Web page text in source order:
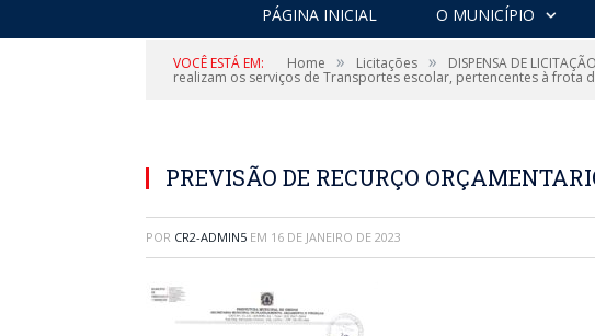
PÁGINA INICIAL O MUNICÍPIO
VOCÊ ESTÁ EM: Home » Licitações » DISPENSA DE
realizam os serviços de Transportes escolar, pertencentes à frota
PREVISÃO DE RECURÇO
POR CR2-ADMIN5 EM 16 DE JANEIRO DE 2023